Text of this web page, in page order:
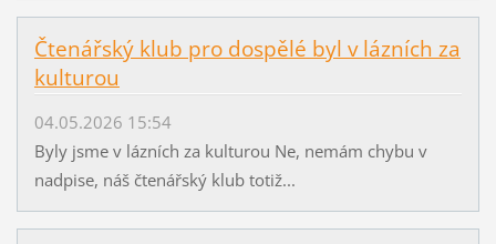
Čtenářský klub pro dospělé byl v lázních za
kulturou
04.05.2026 15:54
Byly jsme v lázních za kulturou Ne, nemám chybu v
nadpise, náš čtenářský klub totiž...